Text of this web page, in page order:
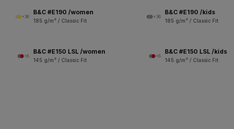
+36
B&C #E190 /women
185 g/m² / Classic Fit
+36
B&C #E190 /kids
185 g/m² / Classic Fit
+8
B&C #E150 LSL /women
145 g/m² / Classic Fit
+8
B&C #E150 LSL /kids
145 g/m² / Classic Fit